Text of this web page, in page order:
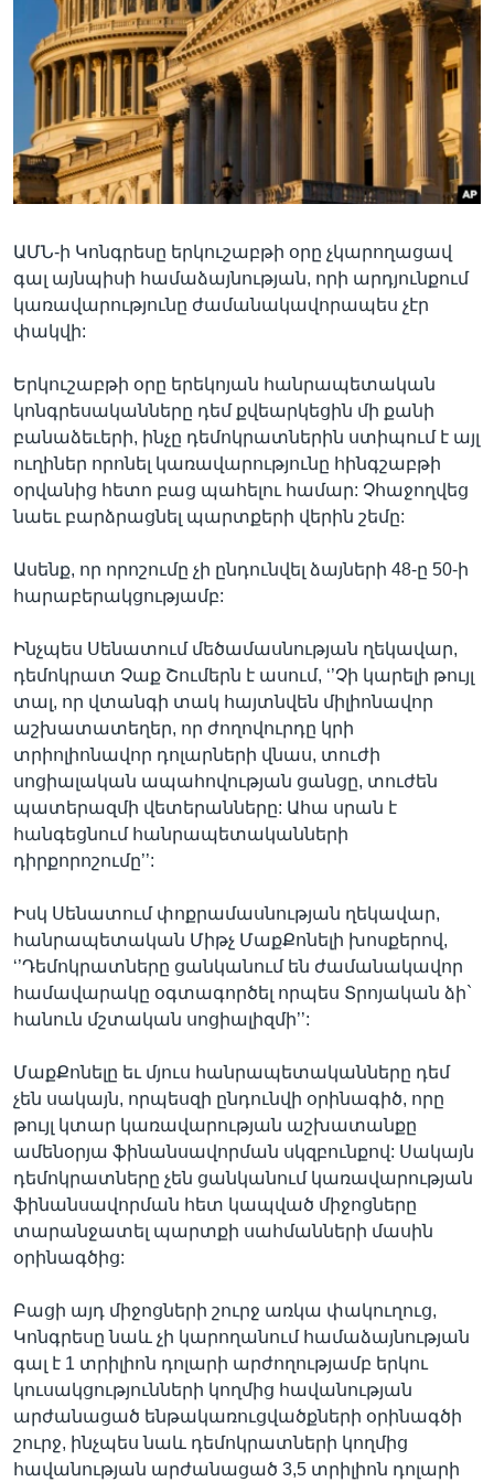
Լեզուներ
ԱՄՆ-ի Կոնգրեսը երկուշաբթի օրը չկարողացավ
գալ այնպիսի համաձայնության, որի արդյունքում
կառավարությունը ժամանակավորապես չէր
փակվի:
Երկուշաբթի օրը երեկոյան հանրապետական
կոնգրեսականները դեմ քվեարկեցին մի քանի
բանաձեւերի, ինչը դեմոկրատներին ստիպում է այլ
ուղիներ որոնել կառավարությունը հինգշաբթի
օրվանից հետո բաց պահելու համար: Չհաջողվեց
նաեւ բարձրացնել պարտքերի վերին շեմը:
Ասենք, որ որոշումը չի ընդունվել ձայների 48-ը 50-ի
հարաբերակցությամբ:
Ինչպես Սենատում մեծամասնության ղեկավար,
դեմոկրատ Չաք Շումերն է ասում, ‘’Չի կարելի թույլ
տալ, որ վտանգի տակ հայտնվեն միլիոնավոր
աշխատատեղեր, որ ժողովուրդը կրի
տրիոլիոնավոր դոլարների վնաս, տուժի
սոցիալական ապահովության ցանցը, տուժեն
պատերազմի վետերանները: Ահա սրան է
հանգեցնում հանրապետականների
դիրքորոշումը’’:
Իսկ Սենատում փոքրամասնության ղեկավար,
հանրապետական Միթչ ՄաքՔոնելի խոսքերով,
‘’Դեմոկրատները ցանկանում են ժամանակավոր
համավարակը օգտագործել որպես Տրոյական ձի`
հանուն մշտական սոցիալիզմի’’:
ՄաքՔոնելը եւ մյուս հանրապետականները դեմ
չեն սակայն, որպեսզի ընդունվի օրինագիծ, որը
թույլ կտար կառավարության աշխատանքը
ամենօրյա ֆինանսավորման սկզբունքով: Սակայն
դեմոկրատները չեն ցանկանում կառավարության
ֆինանսավորման հետ կապված միջոցները
տարանջատել պարտքի սահմանների մասին
օրինագծից:
Բացի այդ միջոցների շուրջ առկա փակուղուց,
Կոնգրեսը նաև չի կարողանում համաձայնության
գալ է 1 տրիլիոն դոլարի արժողությամբ երկու
կուսակցությունների կողմից հավանության
արժանացած ենթակառուցվածքների օրինագծի
շուրջ, ինչպես նաև դեմոկրատների կողմից
հավանության արժանացած 3,5 տրիլիոն դոլարի